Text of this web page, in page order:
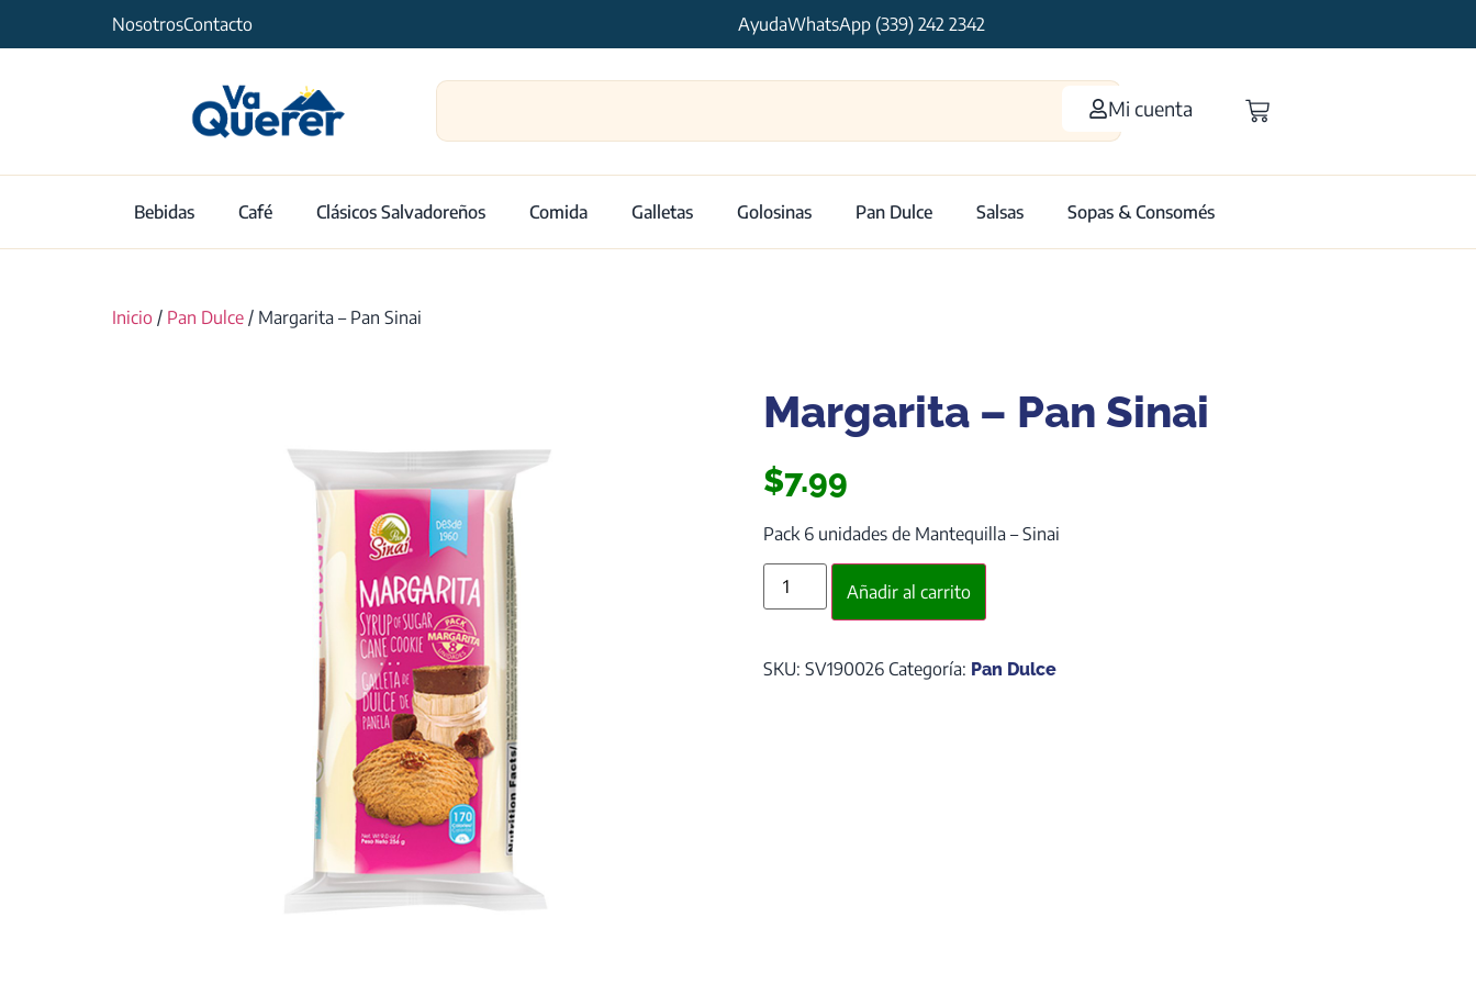
NosotrosContacto AyudaWhatsApp (339) 242 2342
Mi cuenta
Bebidas Café Clásicos Salvadoreños Comida Galletas Golosinas Pan Dulce Salsas Sopas & Consomés
Inicio / Pan Dulce / Margarita – Pan Sinai
Margarita – Pan Sinai
$7.99
Pack 6 unidades de Mantequilla – Sinai
Añadir al carrito
SKU: SV190026 Categoría: Pan Dulce